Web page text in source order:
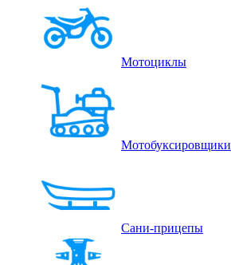
Мотоциклы
Мотобуксировщики
Сани-прицепы